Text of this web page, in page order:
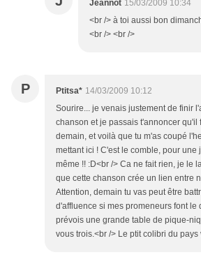
Jeannot 15/03/2009 10:34
<br /> à toi aussi bon
<br /> <br />
P Ptitsa* 14/03/2009 10:12
Sourire... je venais justement de finir
chanson et je passais t'annoncer qu'il
demain, et voilà que tu m'as coupé
mettant ici ! C'est le comble, pour une
même !! :D<br /> Ca ne fait rien, je le
que cette chanson crée un lien entre
Attention, demain tu vas peut être
d'affluence si mes promeneurs font le
prévois une grande table de pique-
vous trois.<br /> Le ptit colibri du pays